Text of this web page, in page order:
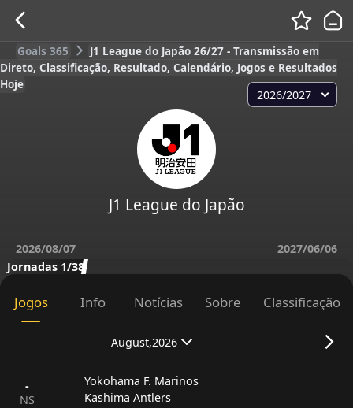
Goals 365
J1 League do Japão 26/27 - Transmissão em
Direto, Classificação, Resultado, Calendário, Jogos e Resultados
Hoje
2026/2027
J1 League do Japão
2026/08/07
2027/06/06
Jornadas 1/38
Jogos Info Notícias Sobre Classificação
August,2026
-
-
NS
Yokohama F. Marinos
Kashima Antlers